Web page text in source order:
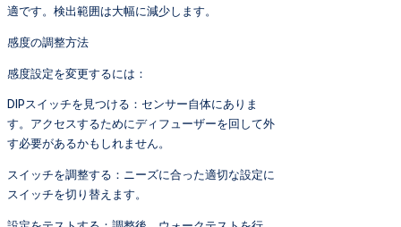
適です。検出範囲は大幅に減少します。
感度の調整方法
感度設定を変更するには：
DIPスイッチを見つける：センサー自体にありま
す。アクセスするためにディフューザーを回して外
す必要があるかもしれません。
スイッチを調整する：ニーズに合った適切な設定に
スイッチを切り替えます。